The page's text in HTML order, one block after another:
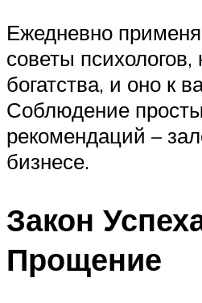
Ежедневно
советы психологов,
богатства, и оно к
Соблюдение
рекомендаций –
бизнесе.
Закон
Прощение